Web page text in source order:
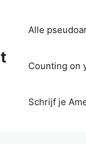
Alle
Counting on
Schrijf je